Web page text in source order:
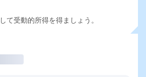
て受動的所得を得ましょう。